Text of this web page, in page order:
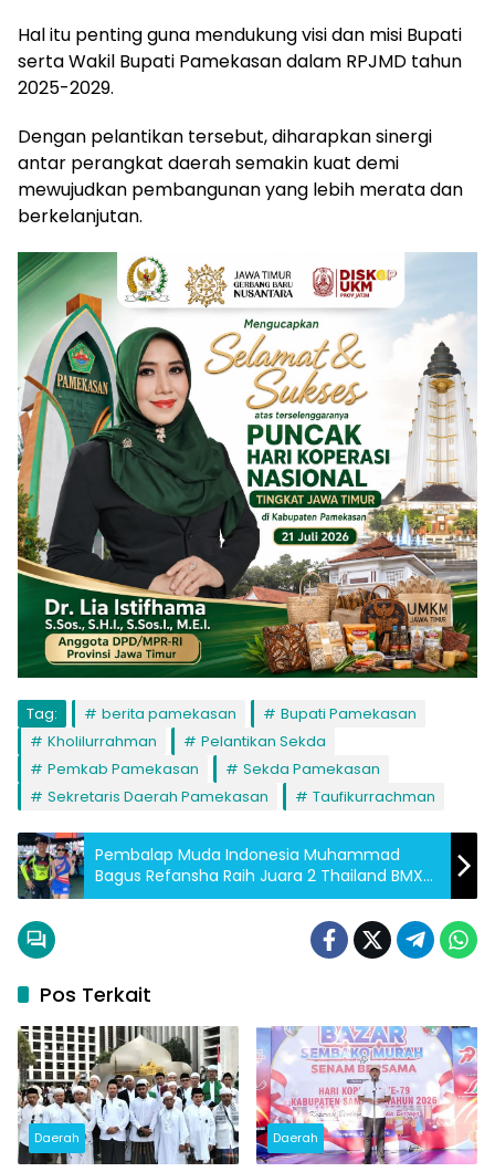
Hal itu penting guna mendukung visi dan misi Bupati
serta Wakil Bupati Pamekasan dalam RPJMD tahun
2025-2029.
Dengan pelantikan tersebut, diharapkan sinergi
antar perangkat daerah semakin kuat demi
mewujudkan pembangunan yang lebih merata dan
berkelanjutan.
Tag: berita pamekasan
Bupati Pamekasan
Kholilurrahman
Pelantikan Sekda
Pemkab Pamekasan
Sekda Pamekasan
Sekretaris Daerah Pamekasan
Taufikurrachman
Pembalap Muda Indonesia Muhammad
Bagus Refansha Raih Juara 2 Thailand BMX
Championships Bersama La Nyala 99 Team
Pos Terkait
Daerah Daerah